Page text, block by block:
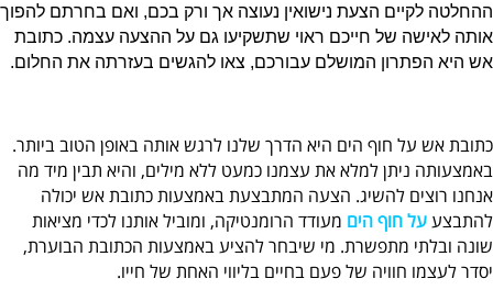
ההחלטה לקיים הצעת נישואין נעוצה אך ורק בכם, ואם בחרתם להפוך
אותה לאישה של חייכם ראוי שתשקיעו גם על ההצעה עצמה. כתובת
אש היא הפתרון המושלם עבורכם, צאו להגשים בעזרתה את החלום.
כתובת אש על חוף הים היא הדרך שלנו לרגש אותה באופן הטוב ביותר.
באמצעותה ניתן למלא את עצמנו כמעט ללא מילים, והיא תבין מיד מה
אנחנו רוצים להשיג. הצעה המתבצעת באמצעות כתובת אש יכולה
להתבצעעל חוף הים מעודד הרומנטיקה, ומוביל אותנו לכדי מציאות
שונה ובלתי מתפשרת. מי שיבחר להציע באמצעות הכתובת הבוערת,
יסדר לעצמו חוויה של פעם בחיים בליווי האחת של חייו.